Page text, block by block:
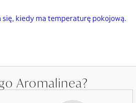
kiedy ma temperaturę pokojową.
Aromalinea?